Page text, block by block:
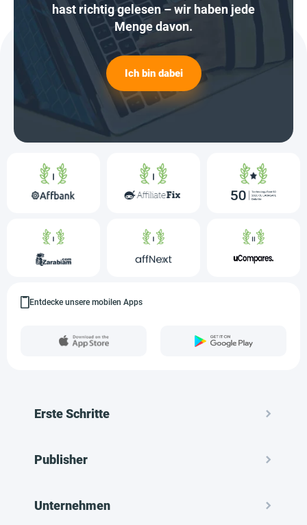
hast richtig gelesen – wir haben jede
Menge davon.
Ich bin dabei
Entdecke unsere mobilen Apps
Erste Schritte
Publisher
Unternehmen